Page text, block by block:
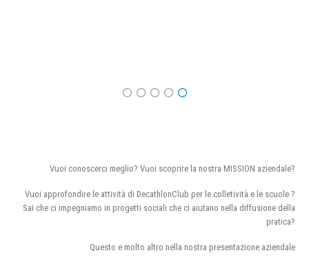
Vuoi conoscerci meglio? Vuoi scoprire la nostra MISSION aziendale?
Vuoi approfondire le attività di DecathlonClub per le colletività e le scuole ?
Sai che ci impegniamo in progetti sociali che ci aiutano nella diffusione della
pratica?
Questo e molto altro nella nostra presentazione aziendale